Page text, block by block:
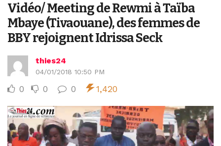
Vidéo/ Meeting de Rewmi à Taïba
Mbaye (Tivaouane), des femmes de
BBY rejoignent Idrissa Seck
thies24
04/01/2018 10:50 PM
0 0 0 1,420